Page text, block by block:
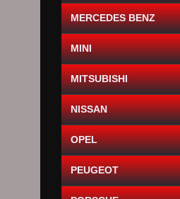
MERCEDES BENZ
MINI
MITSUBISHI
NISSAN
OPEL
PEUGEOT